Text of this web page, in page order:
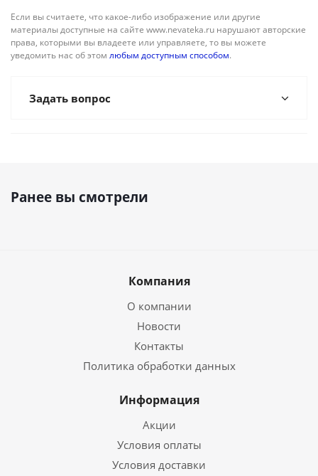
Если вы считаете, что какое-либо изображение или другие
материалы доступные на сайте www.nevateka.ru нарушают авторские
права, которыми вы владеете или управляете, то вы можете
уведомить нас об этом любым доступным способом.
Задать вопрос
Ранее вы смотрели
Компания
О компании
Новости
Контакты
Политика обработки данных
Информация
Акции
Условия оплаты
Условия доставки